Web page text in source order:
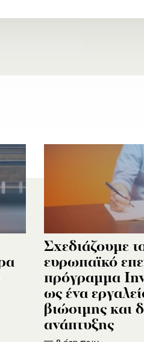
Σχεδιάζουμε
ευρωπαϊκό
πρόγραμμα
ως ένα
βιώσιμης και
ανάπτυξης